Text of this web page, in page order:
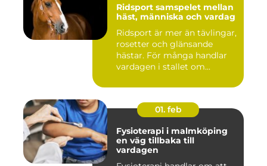
Ridsport samspelet mellan
häst, människa och vardag
Ridsport är mer än tävlingar,
rosetter och glänsande
hästar. För många handlar
vardagen i stallet om...
01. feb
Fysioterapi i malmköping
en väg tillbaka till
vardagen